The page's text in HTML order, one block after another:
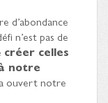
d’abondance
n’est pas de
créer celles
notre
ouvert notre